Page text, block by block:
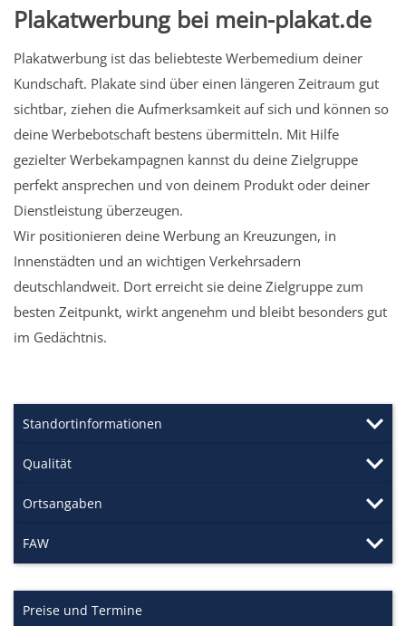
Plakatwerbung bei mein-plakat.de
Plakatwerbung ist das beliebteste Werbemedium deiner
Kundschaft. Plakate sind über einen längeren Zeitraum gut
sichtbar, ziehen die Aufmerksamkeit auf sich und können so
deine Werbebotschaft bestens übermitteln. Mit Hilfe
gezielter Werbekampagnen kannst du deine Zielgruppe
perfekt ansprechen und von deinem Produkt oder deiner
Dienstleistung überzeugen.
Wir positionieren deine Werbung an Kreuzungen, in
Innenstädten und an wichtigen Verkehrsadern
deutschlandweit. Dort erreicht sie deine Zielgruppe zum
besten Zeitpunkt, wirkt angenehm und bleibt besonders gut
im Gedächtnis.
Standortinformationen
Qualität
Ortsangaben
FAW
Preise und Termine